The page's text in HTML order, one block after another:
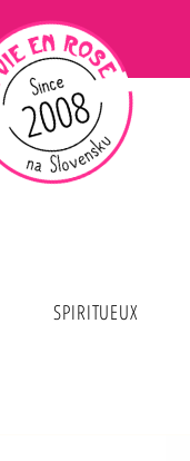
SPIRITUEUX